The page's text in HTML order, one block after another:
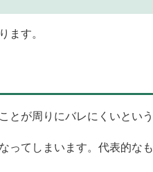
ます。
が周りにバレにくいという
ってしまいます。代表的な